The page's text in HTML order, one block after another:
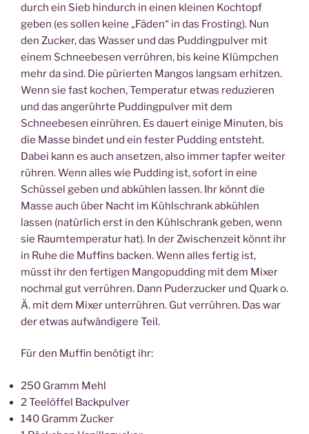
durch ein Sieb hindurch in einen kleinen Kochtopf
geben (es sollen keine „Fäden“ in das Frosting). Nun
den Zucker, das Wasser und das Puddingpulver mit
einem Schneebesen verrühren, bis keine Klümpchen
mehr da sind. Die pürierten Mangos langsam erhitzen.
Wenn sie fast kochen, Temperatur etwas reduzieren
und das angerührte Puddingpulver mit dem
Schneebesen einrühren. Es dauert einige Minuten, bis
die Masse bindet und ein fester Pudding entsteht.
Dabei kann es auch ansetzen, also immer tapfer weiter
rühren. Wenn alles wie Pudding ist, sofort in eine
Schüssel geben und abkühlen lassen. Ihr könnt die
Masse auch über Nacht im Kühlschrank abkühlen
lassen (natürlich erst in den Kühlschrank geben, wenn
sie Raumtemperatur hat). In der Zwischenzeit könnt ihr
in Ruhe die Muffins backen. Wenn alles fertig ist,
müsst ihr den fertigen Mangopudding mit dem Mixer
nochmal gut verrühren. Dann Puderzucker und Quark o.
Ä. mit dem Mixer unterrühren. Gut verrühren. Das war
der etwas aufwändigere Teil.
Für den Muffin benötigt ihr:
250 Gramm Mehl
2 Teelöffel Backpulver
140 Gramm Zucker